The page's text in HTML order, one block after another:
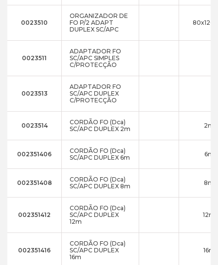
0023510
ORGANIZADOR DE
FO P/2 ADAPT
DUPLEX SC/APC
0023511
ADAPTADOR FO
SC/APC SIMPLES
C/PROTECÇÃO
0023513
ADAPTADOR FO
SC/APC DUPLEX
C/PROTECÇÃO
0023514
CORDÃO FO (Dca)
SC/APC DUPLEX 2m
2m
002351406
CORDÃO FO (Dca)
SC/APC DUPLEX 6m
6m
002351408
CORDÃO FO (Dca)
SC/APC DUPLEX 8m
8m
002351412
CORDÃO FO (Dca)
SC/APC DUPLEX
12m
12m
002351416
CORDÃO FO (Dca)
SC/APC DUPLEX
16m
16m